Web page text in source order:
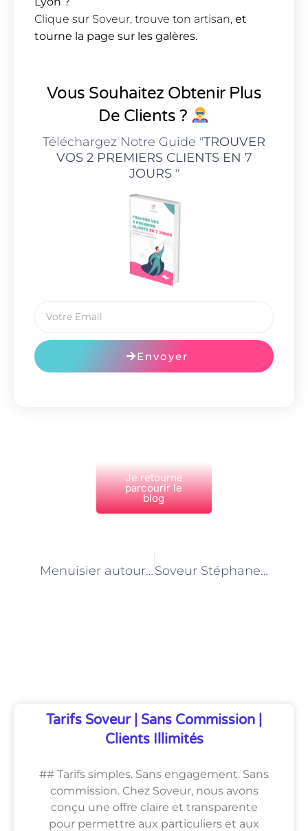
Clique sur Soveur, trouve ton artisan, et
tourne la page sur les galères.
Vous Souhaitez Obtenir Plus
De Clients ?
Téléchargez Notre Guide "TROUVER
VOS 2 PREMIERS CLIENTS EN 7
JOURS"
Envoyer
Je retourne
parcourir le
blog
Menuisier autour de moi : Ce que Google ne vous dira jamais (et ce que j’ai appris après 3 devis ratés) Soveur Stéphane Plaza : une plateforme qui libère les indépendants
Tarifs Soveur | Sans Commission |
Clients Illimités
## Tarifs simples. Sans engagement. Sans
commission. Chez Soveur, nous avons
conçu une offre claire et transparente
pour permettre aux particuliers et aux